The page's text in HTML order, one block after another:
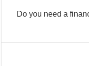
...Do you need a